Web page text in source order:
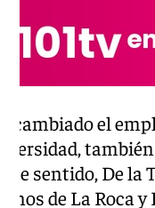
cambiado el
sentido, De
de La Roca